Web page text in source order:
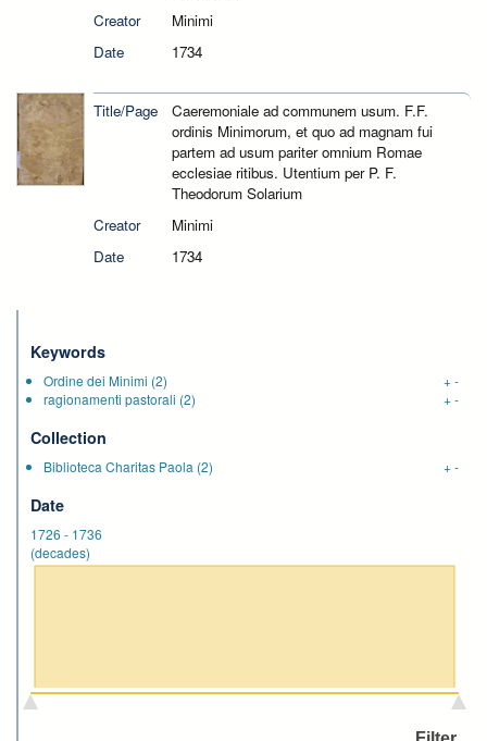
Creator
Minimi
Date
1734
Title/Page
Caeremoniale ad communem usum. F.F.
ordinis Minimorum, et quo ad magnam fui
partem ad usum pariter omnium Romae
ecclesiae ritibus. Utentium per P. F.
Theodorum Solarium
Creator
Minimi
Date
1734
Keywords
Ordine dei Minimi (2) +-
ragionamenti pastorali (2) +-
Collection
Biblioteca Charitas Paola (2) +-
Date
1726 - 1736
(decades)